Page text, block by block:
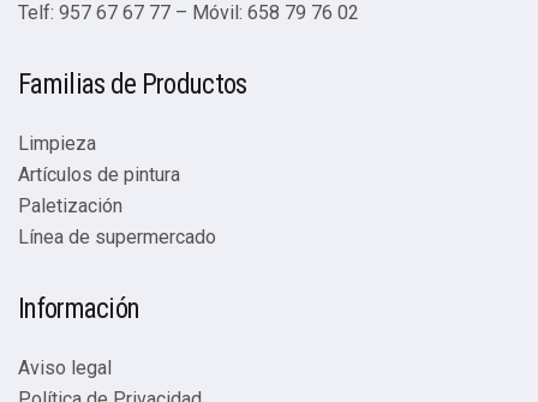
Telf: 957 67 67 77 – Móvil: 658 79 76 02
Familias de Productos
Limpieza
Artículos de pintura
Paletización
Línea de supermercado
Información
Aviso legal